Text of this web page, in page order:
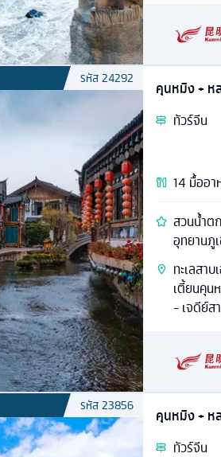
รหัส24292
คุนหมิง + ห
ทัวร์จีน
14 มื้ออา
สวนน้ำต
อุทยานภู
ทะเลสา
เตี้ยนคุน
- เจดีย์ส
รหัส23856
คุนหมิง + ห
ทัวร์จีน